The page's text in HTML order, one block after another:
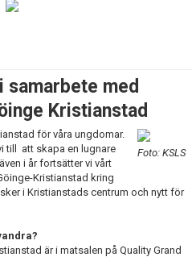
samarbete med
Kristianstad
Foto: KSLS
för våra ungdomar.
till att skapa en lugnare
i år fortsätter vi vårt
Kristianstad kring
i Kristianstads centrum och nytt för
är i matsalen på Quality Grand